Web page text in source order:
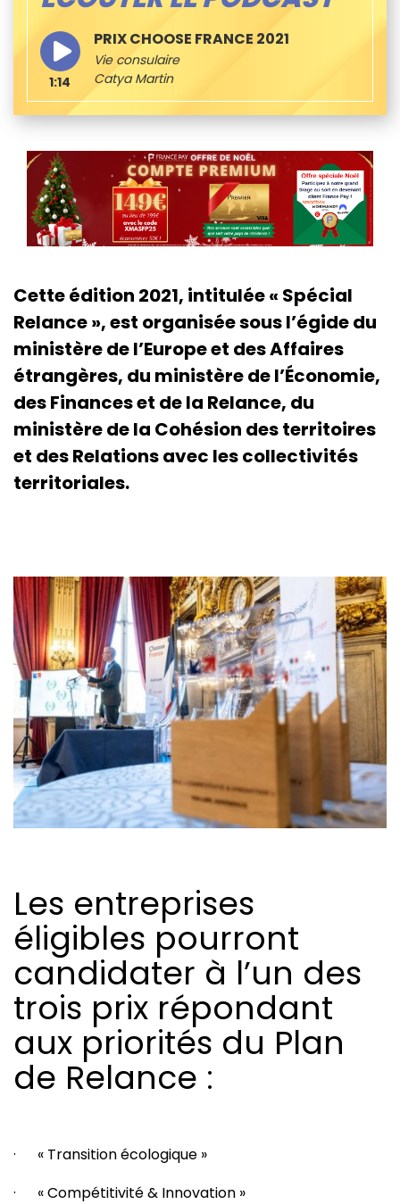
PRIX CHOOSE FRANCE 2021
Vie consulaire
Catya Martin
1:14
Cette édition 2021, intitulée « Spécial
Relance », est organisée sous l’égide du
ministère de l’Europe et des Affaires
étrangères, du ministère de l’Économie,
des Finances et de la Relance, du
ministère de la Cohésion des territoires
et des Relations avec les collectivités
territoriales.
Les entreprises
éligibles pourront
candidater à l’un des
trois prix répondant
aux priorités du Plan
de Relance :
· « Transition écologique »
· « Compétitivité & Innovation »